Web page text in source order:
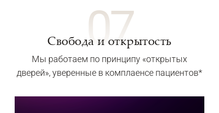
Свобода и открытость
Мы работаем по принципу «открытых
дверей», уверенные в комплаенсе пациентов*
07